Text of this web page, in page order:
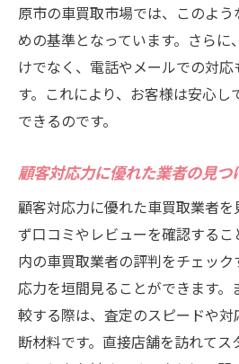
原市の車買取市場では、このよ
めの基準となっています。さらに
けでなく、電話やメールでの対
す。これにより、お客様は安心し
できるのです。
顧客対応力に優れた業者の見つ
顧客対応力に優れた車買取業者
ず口コミやレビューを確認する
内の車買取業者の評判をチェッ
応力を垣間見ることができます
較する際は、査定のスピードや
断材料です。直接店舗を訪れて